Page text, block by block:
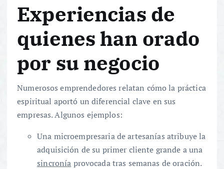
Experiencias de
quienes han orado
por su negocio
Numerosos emprendedores relatan cómo la práctica
espiritual aportó un diferencial clave en sus
empresas. Algunos ejemplos:
Una microempresaria de artesanías atribuye la
adquisición de su primer cliente grande a una
sincronía provocada tras semanas de oración.